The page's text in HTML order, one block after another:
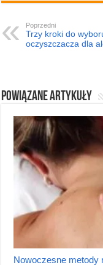
Poprzedni
Trzy kroki do
oczyszczacza dla
Powiązane artykuły
Nowoczesne metody